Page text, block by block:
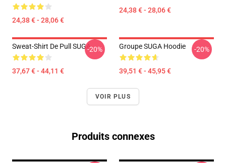
24,38 € - 28,06 €
24,38 € - 28,06 €
Sweat-Shirt De Pull SUGA
37,67 € - 44,11 €
-20% Groupe SUGA Hoodie
39,51 € - 45,95 €
-20%
VOIR PLUS
Produits connexes